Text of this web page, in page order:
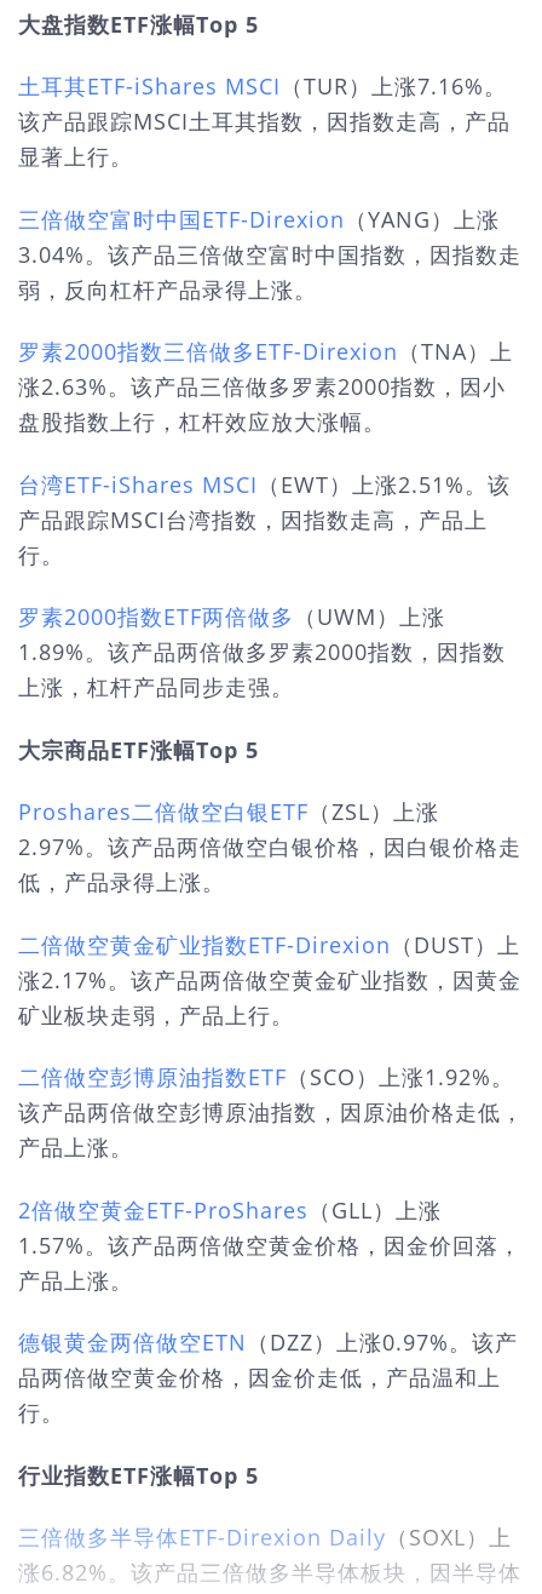
大盘指数ETF涨幅Top 5
土耳其ETF-iShares MSCI （TUR）上涨7.16%。
该产品跟踪MSCI土耳其指数，因指数走高，产品
显著上行。
三倍做空富时中国ETF-Direxion （YANG）上涨
3.04%。该产品三倍做空富时中国指数，因指数走
弱，反向杠杆产品录得上涨。
罗素2000指数三倍做多ETF-Direxion （TNA）上
涨2.63%。该产品三倍做多罗素2000指数，因小
盘股指数上行，杠杆效应放大涨幅。
台湾ETF-iShares MSCI （EWT）上涨2.51%。该
产品跟踪MSCI台湾指数，因指数走高，产品上
行。
罗素2000指数ETF两倍做多 （UWM）上涨
1.89%。该产品两倍做多罗素2000指数，因指数
上涨，杠杆产品同步走强。
大宗商品ETF涨幅Top 5
Proshares二倍做空白银ETF （ZSL）上涨
2.97%。该产品两倍做空白银价格，因白银价格走
低，产品录得上涨。
二倍做空黄金矿业指数ETF-Direxion （DUST）上
涨2.17%。该产品两倍做空黄金矿业指数，因黄金
矿业板块走弱，产品上行。
二倍做空彭博原油指数ETF （SCO）上涨1.92%。
该产品两倍做空彭博原油指数，因原油价格走低，
产品上涨。
2倍做空黄金ETF-ProShares （GLL）上涨
1.57%。该产品两倍做空黄金价格，因金价回落，
产品上涨。
德银黄金两倍做空ETN （DZZ）上涨0.97%。该产
品两倍做空黄金价格，因金价走低，产品温和上
行。
行业指数ETF涨幅Top 5
三倍做多半导体ETF-Direxion Daily （SOXL）上
涨6.82%。该产品三倍做多半导体板块，因半导体